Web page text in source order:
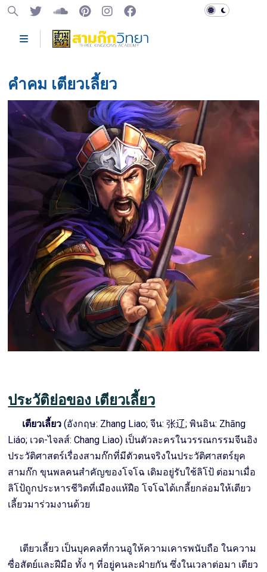
คำคม เตียวเลี้ยว
ประวัติย่อของ เตียวเลี้ยว
เตียวเลี้ยว(อังกฤษ: Zhang Liao; จีน: 张辽; พินอิน: Zhāng
Liáo; เวด-ไจลส์: Chang Liao) เป็นตัวละครในวรรณกรรมจีนอิง
ประวัติศาสตร์เรื่องสามก๊กที่มีตัวตนจริงในประวัติศาสตร์ยุค
สามก๊ก ขุนพลคนสำคัญของโจโฉ เดิมอยู่รับใช้ลิโป้ ต่อมาเมื่อ
ลิโป้ถูกประหารชีวิตที่เมืองแห้ฝือ โจโฉได้เกลี้ยกล่อมให้เตียว
เลี้ยวมาร่วมงานด้วย
เตียวเลี้ยว เป็นบุคคลที่กวนอูให้ความเคารพนับถือ ในความ
ซื่อสัตย์และฝีมือ ทั้ง ๆ ที่อยู่คนละฝ่ายกัน ซึ่งในเวลาต่อมา เตียว